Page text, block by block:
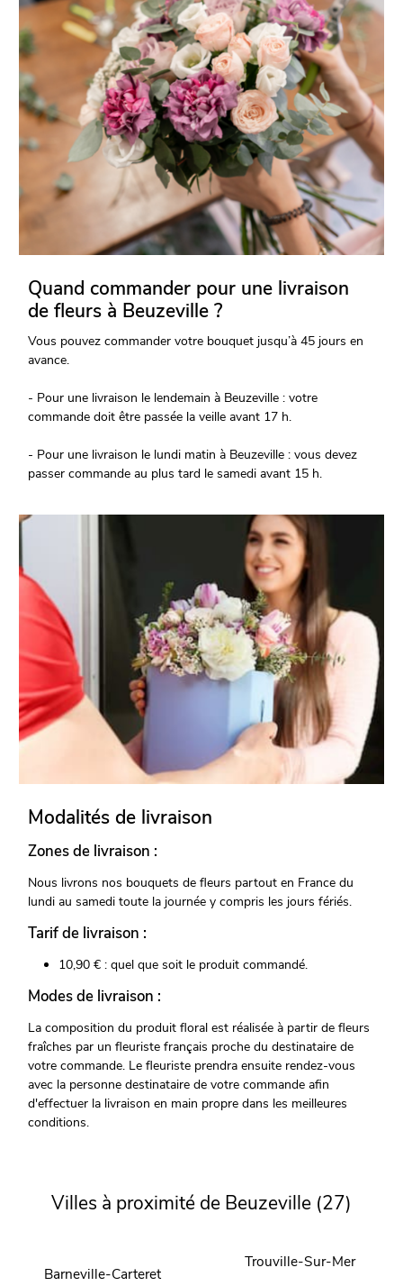
Quand commander pour une livraison
de fleurs à Beuzeville ?
Vous pouvez commander votre bouquet jusqu’à 45 jours en
avance.
- Pour une livraison le lendemain à Beuzeville : votre
commande doit être passée la veille avant 17 h.
- Pour une livraison le lundi matin à Beuzeville : vous devez
passer commande au plus tard le samedi avant 15 h.
Modalités de livraison
Zones de livraison :
Nous livrons nos bouquets de fleurs partout en France du
lundi au samedi toute la journée y compris les jours fériés.
Tarif de livraison :
10,90 € : quel que soit le produit commandé.
Modes de livraison :
La composition du produit floral est réalisée à partir de fleurs
fraîches par un fleuriste français proche du destinataire de
votre commande. Le fleuriste prendra ensuite rendez-vous
avec la personne destinataire de votre commande afin
d'effectuer la livraison en main propre dans les meilleures
conditions.
Villes à proximité de Beuzeville (27)
Barneville-Carteret
Trouville-Sur-Mer